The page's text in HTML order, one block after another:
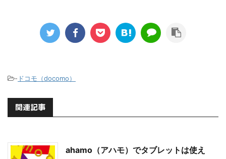
- ドコモ（docomo）
関連記事
ahamo（アハモ）でタブレットは使え